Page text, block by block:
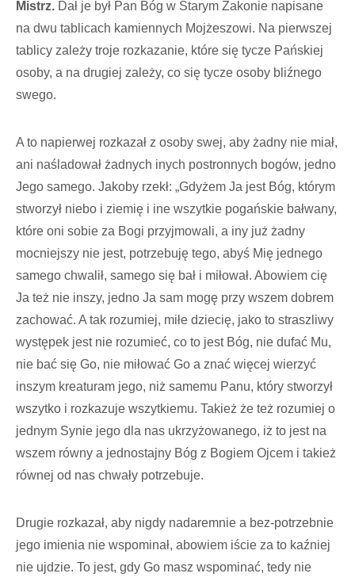
Mistrz. Dał je był Pan Bóg w Starym Zakonie napisane
na dwu tablicach kamiennych Mojżeszowi. Na pierwszej
tablicy zależy troje rozkazanie, które się tycze Pańskiej
osoby, a na drugiej zależy, co się tycze osoby bliźnego
swego.
A to napierwej rozkazał z osoby swej, aby żadny nie miał,
ani naśladował żadnych inych postronnych bogów, jedno
Jego samego. Jakoby rzekł: „Gdyżem Ja jest Bóg, którym
stworzył niebo i ziemię i ine wszytkie pogańskie bałwany,
które oni sobie za Bogi przyjmowali, a iny już żadny
mocniejszy nie jest, potrzebuję tego, abyś Mię jednego
samego chwalił, samego się bał i miłował. Abowiem cię
Ja też nie inszy, jedno Ja sam mogę przy wszem dobrem
zachować. A tak rozumiej, miłe dziecię, jako to straszliwy
występek jest nie rozumieć, co to jest Bóg, nie dufać Mu,
nie bać się Go, nie miłować Go a znać więcej wierzyć
inszym kreaturam jego, niż samemu Panu, który stworzył
wszytko i rozkazuje wszytkiemu. Takież że też rozumiej o
jednym Synie jego dla nas ukrzyżowanego, iż to jest na
wszem równy a jednostajny Bóg z Bogiem Ojcem i takież
równej od nas chwały potrzebuje.
Drugie rozkazał, aby nigdy nadaremnie a bez-potrzebnie
jego imienia nie wspominał, abowiem iście za to kaźniej
nie ujdzie. To jest, gdy Go masz wspominać, tedy nie